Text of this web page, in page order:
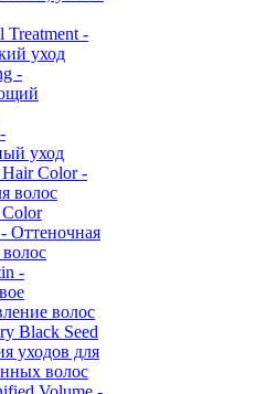
Treatment -
уход
-
уход
Color -
волос
Оттеночная
волос
-
волос
Black Seed
уходов для
волос